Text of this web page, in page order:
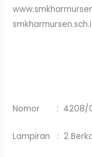
Nomor : 4208/
Lampiran : 2